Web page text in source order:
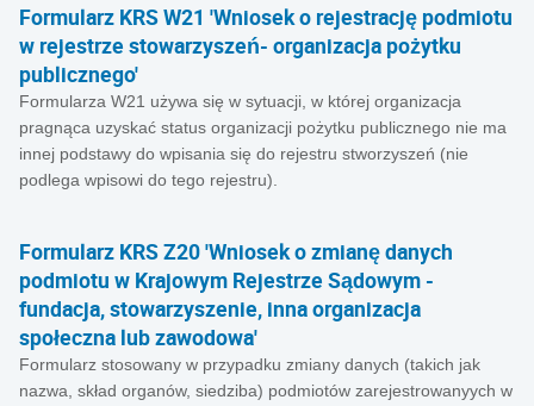
Formularz KRS W21 'Wniosek o rejestrację podmiotu
w rejestrze stowarzyszeń- organizacja pożytku
publicznego'
Formularza W21 używa się w sytuacji, w której organizacja
pragnąca uzyskać status organizacji pożytku publicznego nie ma
innej podstawy do wpisania się do rejestru stworzyszeń (nie
podlega wpisowi do tego rejestru).
Formularz KRS Z20 'Wniosek o zmianę danych
podmiotu w Krajowym Rejestrze Sądowym -
fundacja, stowarzyszenie, inna organizacja
społeczna lub zawodowa'
Formularz stosowany w przypadku zmiany danych (takich jak
nazwa, skład organów, siedziba) podmiotów zarejestrowanyych w